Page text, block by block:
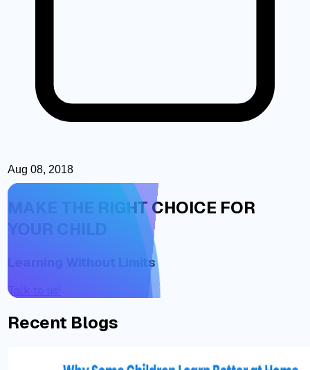
Aug 08, 2018
MAKE THE RIGHT CHOICE FOR
YOUR CHILD
Learning Without Limits
Talk to us!
Recent Blogs